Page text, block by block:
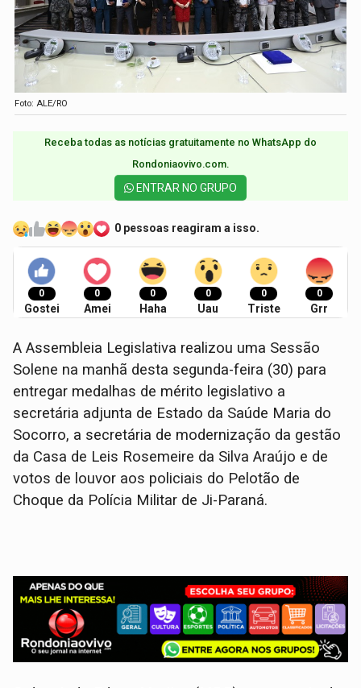
Foto: ALE/RO
Receba todas as notícias gratuitamente no WhatsApp do
Rondoniaovivo.com.​
ENTRAR NO GRUPO
0 pessoas reagiram a isso.
0
Gostei
0
Amei
0
Haha
0
Uau
0
Triste
0
Grr
A Assembleia Legislativa realizou uma Sessão
Solene na manhã desta segunda-feira (30) para
entregar medalhas de mérito legislativo a
secretária adjunta de Estado da Saúde Maria do
Socorro, a secretária de modernização da gestão
da Casa de Leis Rosemeire da Silva Araújo e de
votos de louvor aos policiais do Pelotão de
Choque da Polícia Militar de Ji-Paraná.